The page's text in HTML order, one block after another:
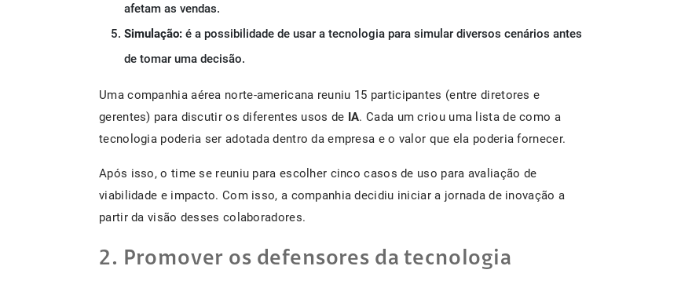
afetam as vendas.
Simulação: é a possibilidade de usar a tecnologia para simular diversos cenários antes
de tomar uma decisão.
Uma companhia aérea norte-americana reuniu 15 participantes (entre diretores e
gerentes) para discutir os diferentes usos de IA. Cada um criou uma lista de como a
tecnologia poderia ser adotada dentro da empresa e o valor que ela poderia fornecer.
Após isso, o time se reuniu para escolher cinco casos de uso para avaliação de
viabilidade e impacto. Com isso, a companhia decidiu iniciar a jornada de inovação a
partir da visão desses colaboradores.
2. Promover os defensores da tecnologia